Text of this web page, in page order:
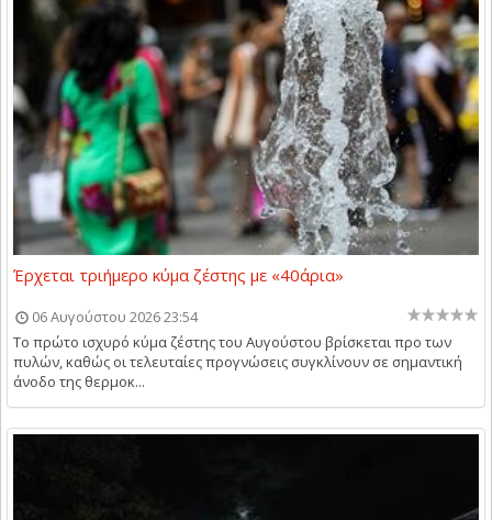
Έρχεται τριήμερο κύμα ζέστης με «40άρια»
06 Αυγούστου 2026 23:54
Το πρώτο ισχυρό κύμα ζέστης του Αυγούστου βρίσκεται προ των
πυλών, καθώς οι τελευταίες προγνώσεις συγκλίνουν σε σημαντική
άνοδο της θερμοκ...